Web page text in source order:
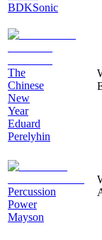
BDKSonic
The
Chinese
New
Year
Eduard
Perelyhin
Percussion
Power
Mayson